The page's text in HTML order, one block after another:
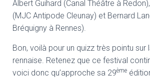
Albert Guihard (Canal Théâtre à
(MJC Antipode Cleunay) et Bernard
Bréquigny à Rennes).
Bon, voilà pour un quizz très pointu sur
rennaise. Retenez que ce festival
voici donc qu’approche sa 29ème